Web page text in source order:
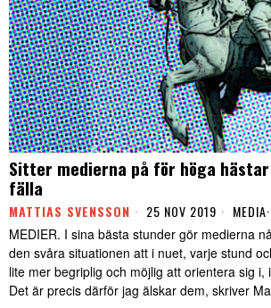
Sitter medierna på för höga
fälla
MATTIAS SVENSSON 25 NOV 2019 MEDIA·
MEDIER. I sina bästa stunder gör medierna
den svåra situationen att i nuet, varje stund
lite mer begriplig och möjlig att orientera sig i,
Det är precis därför jag älskar dem, skriver